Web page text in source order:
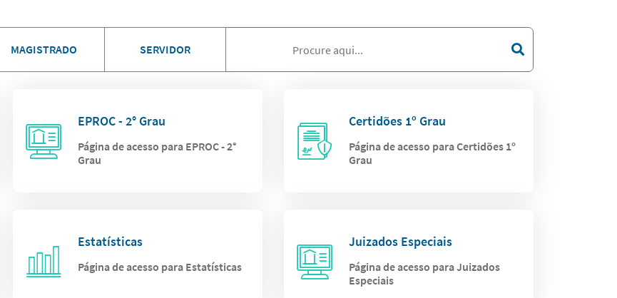
MAGISTRADO SERVIDOR
EPROC - 2° Grau
Página de acesso para EPROC - 2°
Grau
Certidões 1º Grau
Página de acesso para Certidões 1º
Grau
Estatísticas
Página de acesso para Estatísticas
Juizados Especiais
Página de acesso para Juizados
Especiais